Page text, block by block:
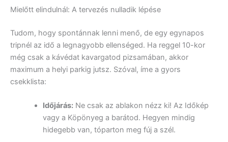
Mielőtt elindulnál: A tervezés nulladik lépése
Tudom, hogy spontánnak lenni menő, de egy egynapos
tripnél az idő a legnagyobb ellenséged. Ha reggel 10-kor
még csak a kávédat kavargatod pizsamában, akkor
maximum a helyi parkig jutsz. Szóval, íme a gyors
csekklista:
Időjárás:Ne csak az ablakon nézz ki! Az Időkép
vagy a Köpönyeg a barátod. Hegyen mindig
hidegebb van, tóparton meg fúj a szél.